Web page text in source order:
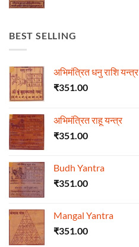
BEST SELLING
अभिमंत्रित धनु राशि यन्त्र
₹351.00
अभिमंत्रित राहू यन्त्र
₹351.00
Budh Yantra
₹351.00
Mangal Yantra
₹351.00